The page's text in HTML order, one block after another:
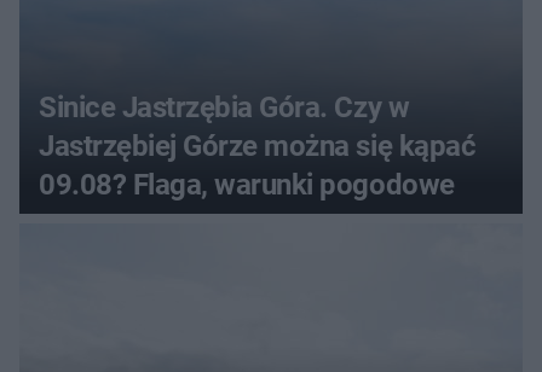
Sinice Jastrzębia Góra. Czy w
Jastrzębiej Górze można się kąpać
09.08? Flaga, warunki pogodowe